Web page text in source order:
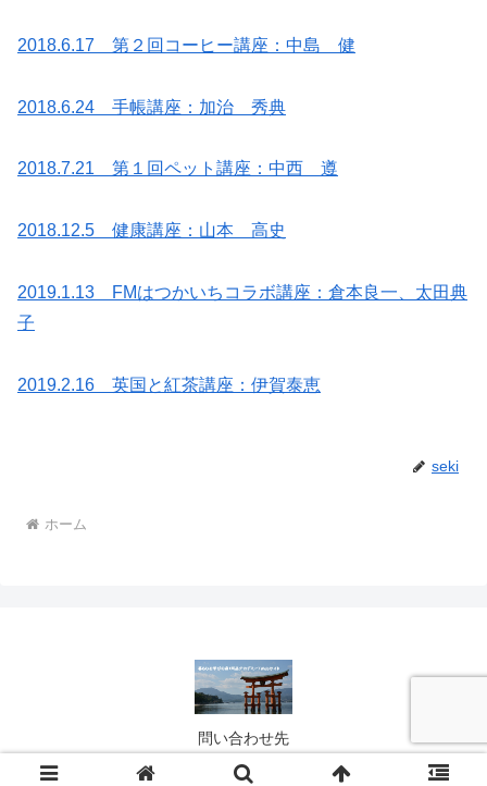
2018.6.17 第２回コーヒー講座：中島 健
2018.6.24 手帳講座：加治 秀典
2018.7.21 第１回ペット講座：中西 遵
2018.12.5 健康講座：山本 高史
2019.1.13 FMはつかいちコラボ講座：倉本良一、太田典
子
2019.2.16 英国と紅茶講座：伊賀泰恵
seki
ホーム
問い合わせ先
© 2021 阿品台アカデミー.